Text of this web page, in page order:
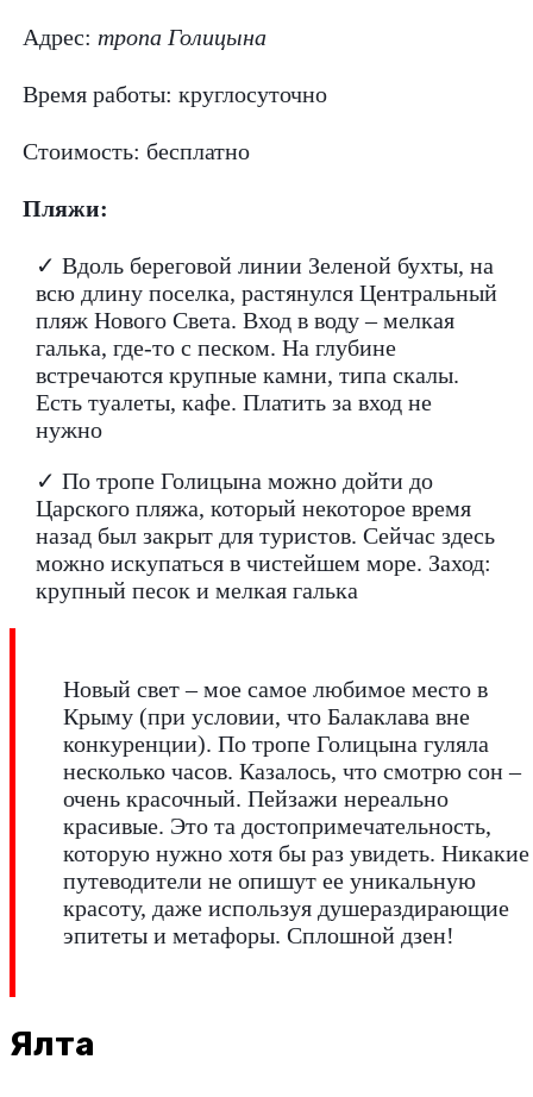
Адрес: тропа Голицына
Время работы: круглосуточно
Стоимость: бесплатно
Пляжи:
✓ Вдоль береговой линии Зеленой бухты, на
всю длину поселка, растянулся Центральный
пляж Нового Света. Вход в воду – мелкая
галька, где-то с песком. На глубине
встречаются крупные камни, типа скалы.
Есть туалеты, кафе. Платить за вход не
нужно
✓ По тропе Голицына можно дойти до
Царского пляжа, который некоторое время
назад был закрыт для туристов. Сейчас здесь
можно искупаться в чистейшем море. Заход:
крупный песок и мелкая галька
Новый свет – мое самое любимое место в
Крыму (при условии, что Балаклава вне
конкуренции). По тропе Голицына гуляла
несколько часов. Казалось, что смотрю сон –
очень красочный. Пейзажи нереально
красивые. Это та достопримечательность,
которую нужно хотя бы раз увидеть. Никакие
путеводители не опишут ее уникальную
красоту, даже используя душераздирающие
эпитеты и метафоры. Сплошной дзен!
Ялта